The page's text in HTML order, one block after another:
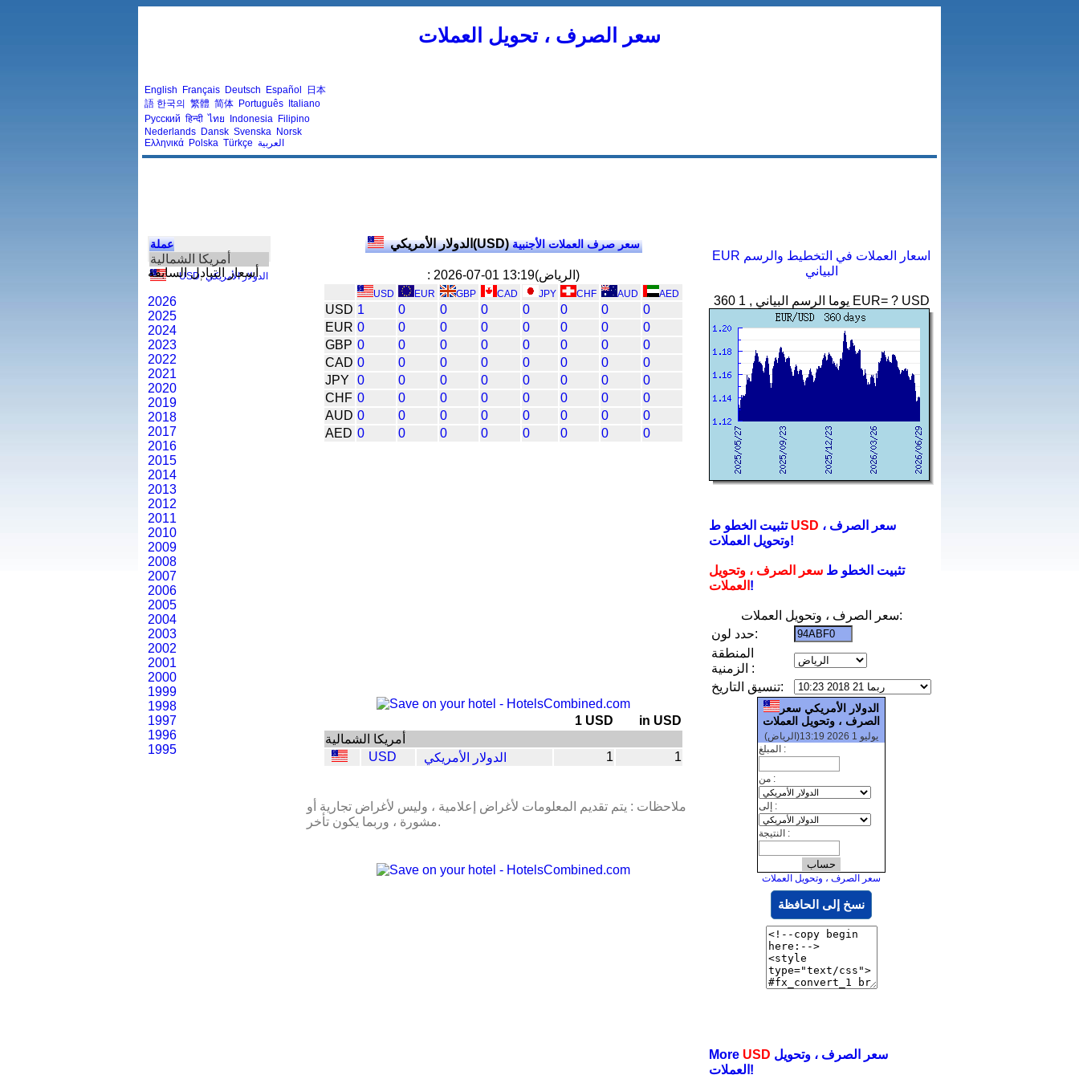
سعر الصرف ، تحويل العملات
English Français Deutsch Español
日本
語 한국의 繁體 简体 Português Italiano
Русский हिन्दी ไทย Indonesia Filipino
Nederlands Dansk Svenska Norsk
Ελληνικά Polska Türkçe العربية
عملة
أمريكا الشمالية
USD, الدولار الأمريكي
أسعار التبادل السابقة
2026
2025
2024
2023
2022
2021
2020
2019
2018
2017
2016
2015
2014
2013
2012
2011
2010
2009
2008
2007
2006
2005
2004
2003
2002
2001
2000
1999
1998
1997
1996
1995
الدولار الأمريكي(USD) سعر صرف العملات الأجنبية
: 2026-07-01 13:19(الرياض)
USD EUR GBP CAD JPY CHF AUD AED
USD 1 0 0 0 0 0 0
0
EUR 0 0 0 0 0 0 0
0
GBP 0 0 0 0 0 0 0
0
CAD 0 0 0 0 0 0 0
0
JPY
0 0 0 0 0 0 0
0
CHF 0 0 0 0 0 0 0
0
AUD 0 0 0 0 0 0 0
0
AED 0 0 0 0 0 0 0 0
1 USD
in USD
أمريكا الشمالية
USD
الدولار الأمريكي 1 1
ملاحظات : يتم تقديم المعلومات لأغراض إعلامية ، وليس لأغراض تجارية أو
مشورة ، وربما يكون تأخر.
EUR اسعار العملات في التخطيط والرسم
البياني
360 يوما الرسم البياني , 1 EUR= ? USD
تثبيت الخطو ط USD
وتحويل العملات!
تثبيت الخطو ط سعر الصرف ، وتحويل
العملات !
سعر الصرف ، وتحويل العملات:
حدد لون:
المنطقة
الزمنية :
تنسيق التاريخ:
الدولار الأمريكي سعر
الصرف ، وتحويل العملات
يوليو 1 2026 13:19(الرياض)
المبلغ :
من :
إلى :
النتيجة :
سعر الصرف ، وتحويل العملات
نسخ إلى الحافظة
More USD
العملات!